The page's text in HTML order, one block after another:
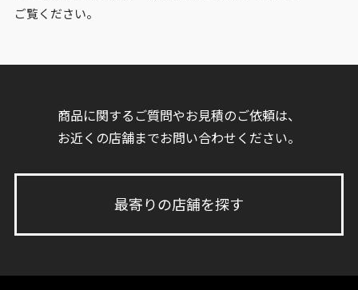
ご覧ください。
商品に関するご質問やお見積のご依頼は、
お近くの店舗までお問い合わせください。
最寄りの店舗を探す